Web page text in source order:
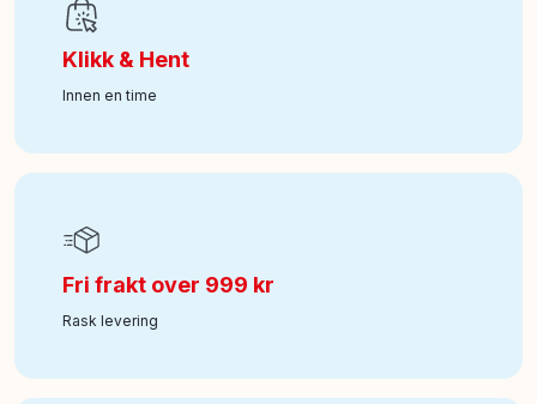
Klikk & Hent
Innen en time
Fri frakt over 999 kr
Rask levering